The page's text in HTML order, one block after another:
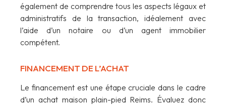
également de comprendre tous les aspects légaux et
administratifs de la transaction, idéalement avec
l’aide d’un notaire ou d’un agent immobilier
compétent.
FINANCEMENT DE L’ACHAT
Le financement est une étape cruciale dans le cadre
d’un achat maison plain-pied Reims. Évaluez donc